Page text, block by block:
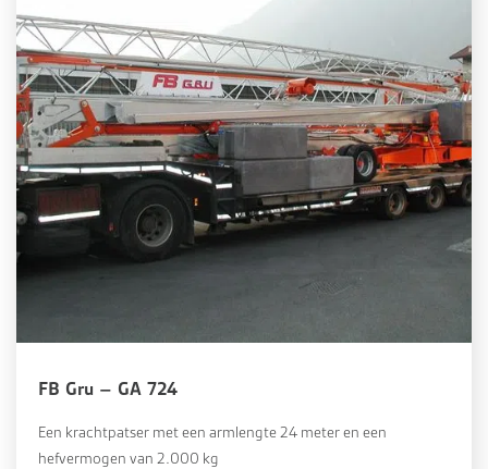
FB Gru – GA 724
Een krachtpatser met een armlengte 24 meter en een
hefvermogen van 2.000 kg